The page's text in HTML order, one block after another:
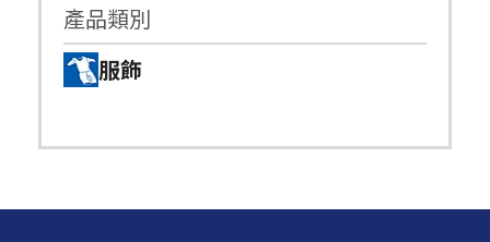
產品類別
服飾